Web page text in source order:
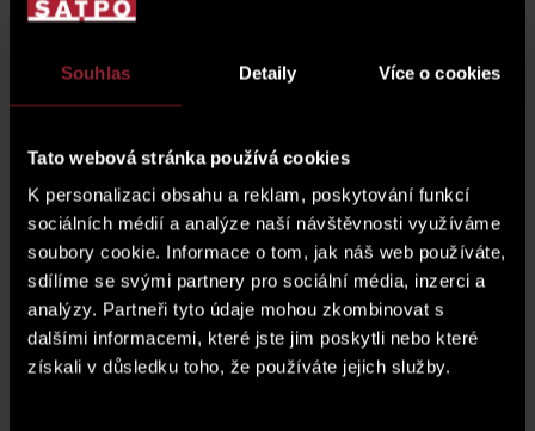
Souhlas Detaily Více o cookies
Tato webová stránka používá cookies
K personalizaci obsahu a reklam, poskytování funkcí
sociálních médií a analýze naší návštěvnosti využíváme
soubory cookie. Informace o tom, jak náš web používáte,
sdílíme se svými partnery pro sociální média, inzerci a
analýzy. Partneři tyto údaje mohou zkombinovat s
dalšími informacemi, které jste jim poskytli nebo které
získali v důsledku toho, že používáte jejich služby.
cena celkem
kk- kuchyňský kout |B- balkón |L- lodžie |